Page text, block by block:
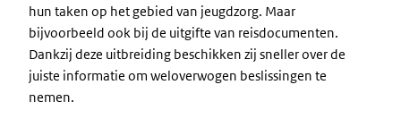
hun taken op het gebied van jeugdzorg. Maar
bijvoorbeeld ook bij de uitgifte van reisdocumenten.
Dankzij deze uitbreiding beschikken zij sneller over de
juiste informatie om weloverwogen beslissingen te
nemen.